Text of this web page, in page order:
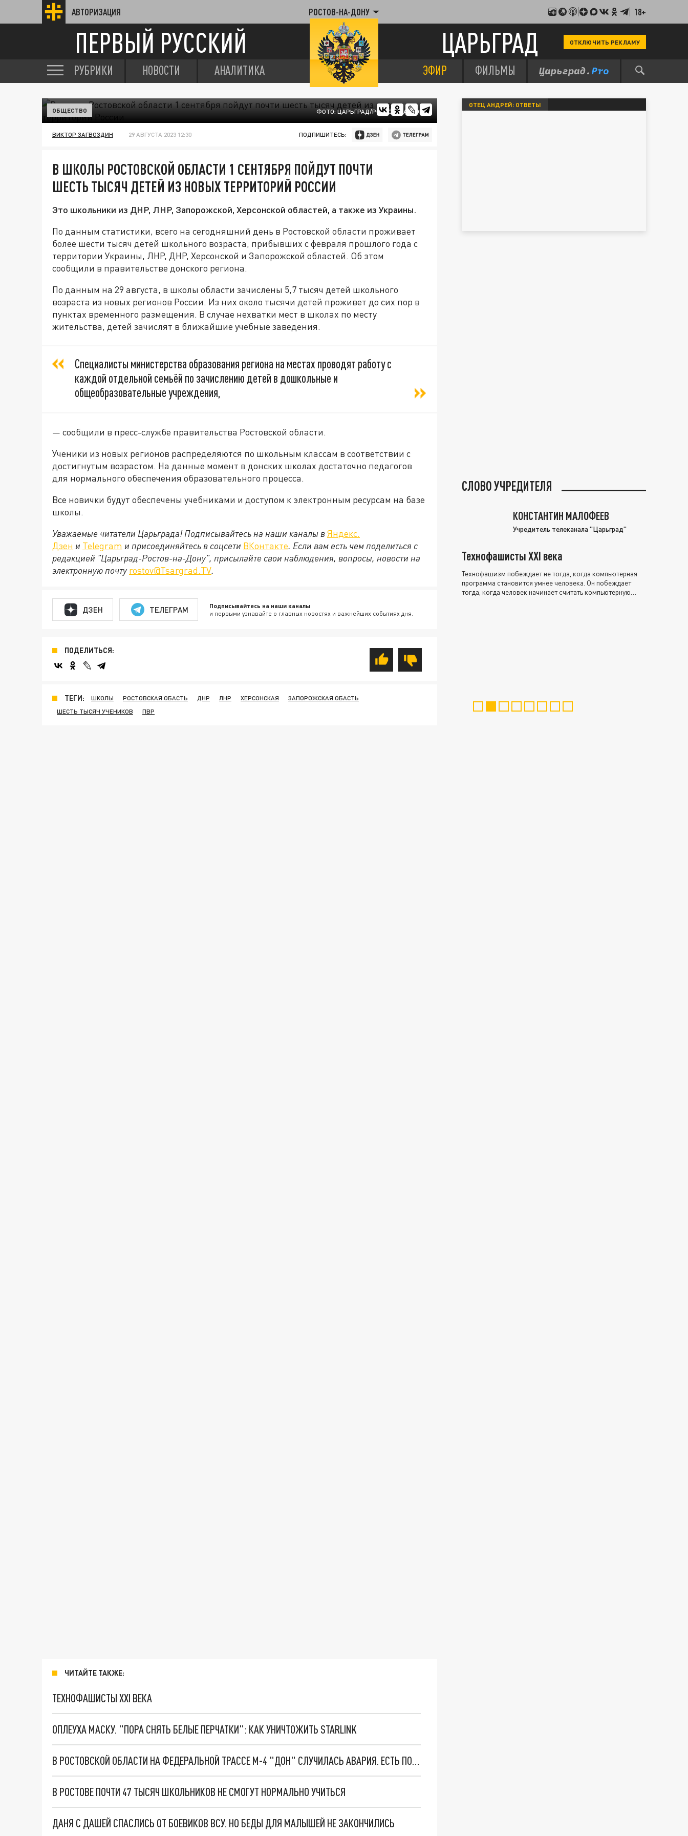
АВТОРИЗАЦИЯ РОСТОВ-НА-ДОНУ 18+
ПЕРВЫЙ РУССКИЙ ЦАРЬГРАД ОТКЛЮЧИТЬ РЕКЛАМУ
РУБРИКИ НОВОСТИ АНАЛИТИКА ЭФИР ФИЛЬМЫ
ФОТО: ЦАРЬГРАД/РОСТОВ-НА-ДОНУ
ОБЩЕСТВО
ВИКТОР ЗАГВОЗДИН 29 АВГУСТА 2023 12:30 ПОДПИШИТЕСЬ:
В ШКОЛЫ РОСТОВСКОЙ ОБЛАСТИ 1 СЕНТЯБРЯ ПОЙДУТ ПОЧТИ
ШЕСТЬ ТЫСЯЧ ДЕТЕЙ ИЗ НОВЫХ ТЕРРИТОРИЙ РОССИИ
Это школьники из ДНР, ЛНР, Запорожской, Херсонской областей, а также из Украины.
По данным статистики, всего на сегодняшний день в Ростовской области проживает
более шести тысяч детей школьного возраста, прибывших с февраля прошлого года с
территории Украины, ЛНР, ДНР, Херсонской и Запорожской областей. Об этом
сообщили в правительстве донского региона.
По данным на 29 августа, в школы области зачислены 5,7 тысяч детей школьного
возраста из новых регионов России. Из них около тысячи детей проживет до сих пор в
пунктах временного размещения. В случае нехватки мест в школах по месту
жительства, детей зачислят в ближайшие учебные заведения.
Специалисты министерства образования региона на местах проводят работу с
каждой отдельной семьёй по зачислению детей в дошкольные и
общеобразовательные учреждения,
— сообщили в пресс-службе правительства Ростовской области.
Ученики из новых регионов распределяются по школьным классам в соответствии с
достигнутым возрастом. На данные момент в донских школах достаточно педагогов
для нормального обеспечения образовательного процесса.
Все новички будут обеспечены учебниками и доступом к электронным ресурсам на базе
школы.
Уважаемые читатели Царьграда! Подписывайтесь на наши каналы вЯндекс.
Дзен и Telegram и присоединяйтесь в соцсети ВКонтакте. Если вам есть чем поделиться с
редакцией "Царьград-Ростов-на-Дону", присылайте свои наблюдения, вопросы, новости на
электронную почту rostov@Tsargrad.ТV.
ДЗЕН ТЕЛЕГРАМ Подписывайтесь на наши каналы
и первыми узнавайте о главных новостях и важнейших событиях дня.
ПОДЕЛИТЬСЯ:
ТЕГИ: ШКОЛЫ РОСТОВСКАЯ ОБАСТЬ ДНР ЛНР ХЕРСОНСКАЯ
ЗАПОРОЖСКАЯ ОБАСТЬ
ШЕСТЬ ТЫСЯЧ УЧЕНИКОВ
ПВР
ЧИТАЙТЕ ТАКЖЕ:
ТЕХНОФАШИСТЫ XXI ВЕКА
ОПЛЕУХА МАСКУ. "ПОРА СНЯТЬ БЕЛЫЕ ПЕРЧАТКИ": КАК УНИЧТОЖИТЬ STARLINK
В РОСТОВСКОЙ ОБЛАСТИ НА ФЕДЕРАЛЬНОЙ ТРАССЕ М-4 "ДОН" СЛУЧИЛАСЬ АВАРИЯ. ЕСТЬ ПОСТРАДАВШИЙ РЕБЁНОК
В РОСТОВЕ ПОЧТИ 47 ТЫСЯЧ ШКОЛЬНИКОВ НЕ СМОГУТ НОРМАЛЬНО УЧИТЬСЯ
ДАНЯ С ДАШЕЙ СПАСЛИСЬ ОТ БОЕВИКОВ ВСУ. НО БЕДЫ ДЛЯ МАЛЫШЕЙ НЕ ЗАКОНЧИЛИСЬ
ОТЕЦ АНДРЕЙ: ОТВЕТЫ
СЛОВО УЧРЕДИТЕЛЯ
КОНСТАНТИН МАЛОФЕЕВ
Учредитель телеканала "Царьград"
Технофашисты XXI века
Технофашизм побеждает не тогда, когда компьютерная
программа становится умнее человека. Он побеждает
тогда, когда человек начинает считать компьютерную